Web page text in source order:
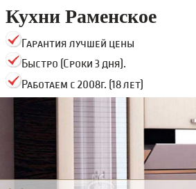
Кухни Раменское
Гарантия лучшей цены
Быстро (Сроки 3 дня).
Работаем с 2008г. (18 лет)